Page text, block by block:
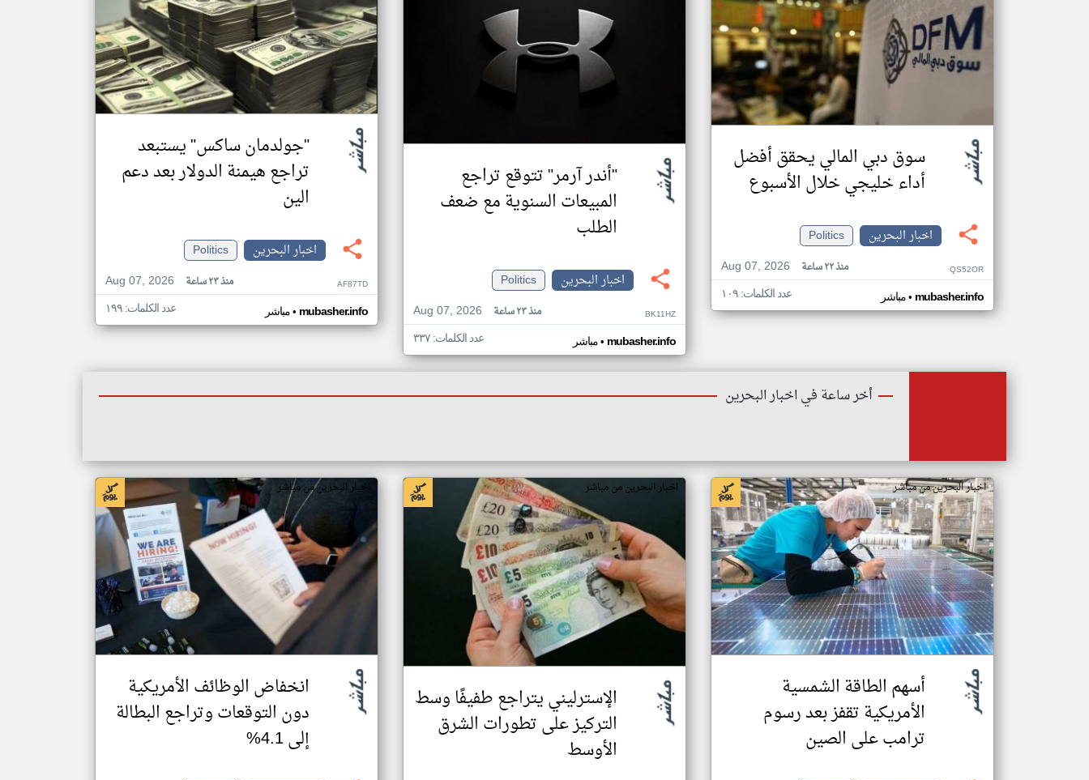
سوق دبي المالي يحقق أفضل
أداء خليجي خلال الأسبوع
اخبار البحرين
Politics
Aug 07, 2026
منذ ٢٢ ساعة QS52OR
مباشر• mubasher.info عدد الكلمات: ١٠٩
"أندر آرمر" تتوقع تراجع
المبيعات السنوية مع ضعف
الطلب
اخبار البحرين
Politics
Aug 07, 2026
منذ ٢٣ ساعة BK11HZ
مباشر• mubasher.info عدد الكلمات: ٣٣٧
"جولدمان ساكس" يستبعد
تراجع هيمنة الدولار بعد دعم
الين
اخبار البحرين
Politics
Aug 07, 2026
منذ ٢٣ ساعة AF87TD
مباشر• mubasher.info عدد الكلمات: ١٩٩
أخر ساعة في اخبار البحرين
اخبار البحرين من مباشر
أسهم الطاقة الشمسية
الأمريكية تقفز بعد رسوم
ترامب على الصين
اخبار البحرين من مباشر
الإسترليني يتراجع طفيفًا وسط
التركيز على تطورات الشرق
الأوسط
اخبار البحرين من مباشر
انخفاض الوظائف الأمريكية
دون التوقعات وتراجع البطالة
إلى 4.1%